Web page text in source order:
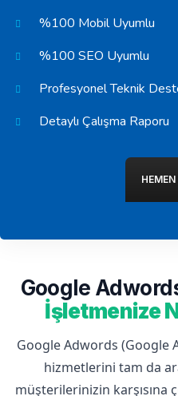
%100 Mobil Uyumlu
%100 SEO Uyumlu
Profesyonel Teknik
Detaylı Çalışma Raporu
Google
İşletmenize
Google Adwords (Google
hizmetlerini tam da
müşterilerinizin karşısına